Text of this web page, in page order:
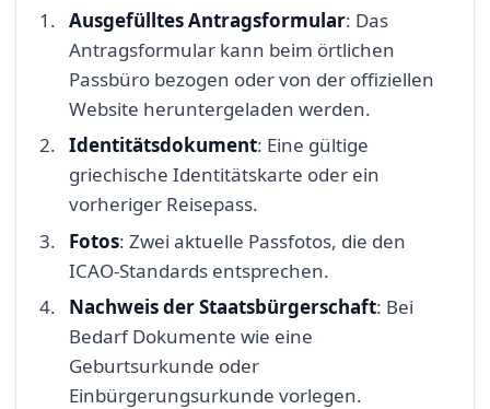
Ausgefülltes Antragsformular: Das
Antragsformular kann beim örtlichen
Passbüro bezogen oder von der offiziellen
Website heruntergeladen werden.
Identitätsdokument: Eine gültige
griechische Identitätskarte oder ein
vorheriger Reisepass.
Fotos: Zwei aktuelle Passfotos, die den
ICAO-Standards entsprechen.
Nachweis der Staatsbürgerschaft: Bei
Bedarf Dokumente wie eine
Geburtsurkunde oder
Einbürgerungsurkunde vorlegen.